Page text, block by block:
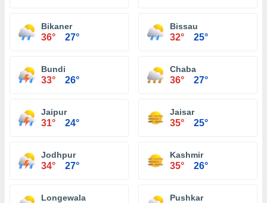
Bikaner
36° 27°
Bissau
32° 25°
Bundi
33° 26°
Chaba
36° 27°
Jaipur
31° 24°
Jaisar
35° 25°
Jodhpur
34° 27°
Kashmir
35° 26°
Longewala Pushkar